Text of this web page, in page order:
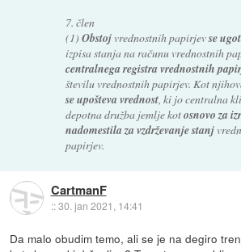
7. člen
(1)Obstoj vrednostnih papirjevse
izpisa stanja na računu vrednostnih
centralnega registra vrednostnih
številu vrednostnih papirjev. Kot
se upošteva vrednost , ki jo centralna
depotna družba jemlje kotosnovo za
nadomestila za vzdrževanje stanj
papirjev.
CartmanF
::30. jan 2021, 14:41
Da malo obudim temo, ali se je na degiro